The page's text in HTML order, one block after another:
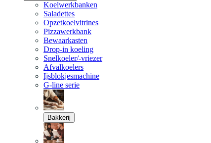
Koelwerkbanken
Saladettes
Opzetkoelvitrines
Pizzawerkbank
Bewaarkasten
Drop-in koeling
Snelkoeler/-vriezer
Afvalkoelers
Ijsblokjesmachine
G-line serie
Bakkerij